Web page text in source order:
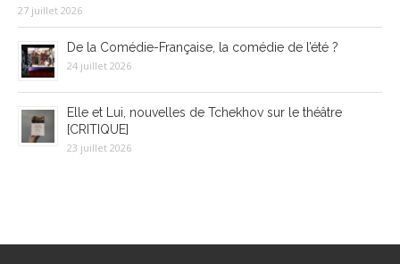
27 juillet 2026
De la Comédie-Française, la comédie de l’été ?
24 juillet 2026
Elle et Lui, nouvelles de Tchekhov sur le théâtre
[CRITIQUE]
23 juillet 2026